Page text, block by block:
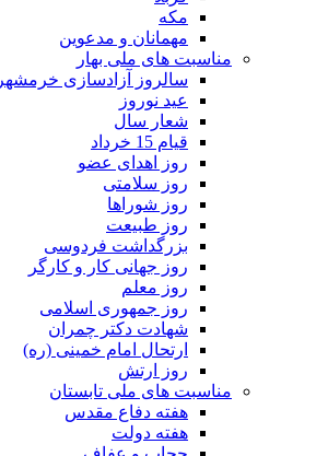
مکه
مهمانان و مدعوین
مناسبت های ملی بهار
سالروز آزادسازی خرمشهر
عید نوروز
شعار سال
قیام 15 خرداد
روز اهدای عضو
روز سلامتی
روز شوراها
روز طبیعت
بزرگداشت فردوسی
روز جهانی کار و کارگر
روز معلم
روز جمهوری اسلامی
شهادت دکتر چمران
ارتحال امام خمینی (ره)
روز ارتش
مناسبت های ملی تابستان
هفته دفاع مقدس
هفته دولت